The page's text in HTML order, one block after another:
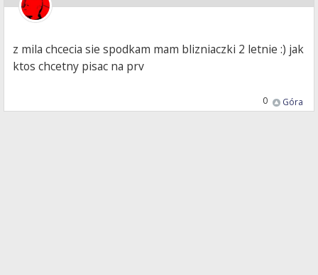
z mila chcecia sie spodkam mam blizniaczki 2 letnie :) jak
ktos chcetny pisac na prv
Góra
0